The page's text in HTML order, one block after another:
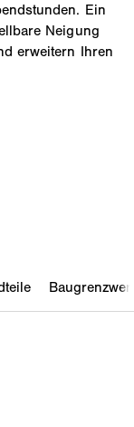
Ein
Neigung
erweitern Ihren